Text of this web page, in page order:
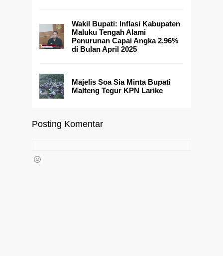
Wakil Bupati: Inflasi Kabupaten
Maluku Tengah Alami
Penurunan Capai Angka 2,96%
di Bulan April 2025
Majelis Soa Sia Minta Bupati
Malteng Tegur KPN Larike
Posting Komentar